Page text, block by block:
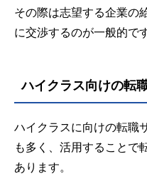
その際は志望する企業の
に交渉するのが一般的で
ハイクラス向けの転
ハイクラスに向けの転職
も多く、活用することで
あります。